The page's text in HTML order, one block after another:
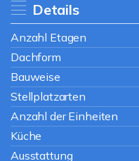
Details
Anzahl Etagen
Dachform
Bauweise
Stellplatzarten
Anzahl der Einheiten
Küche
Ausstattung